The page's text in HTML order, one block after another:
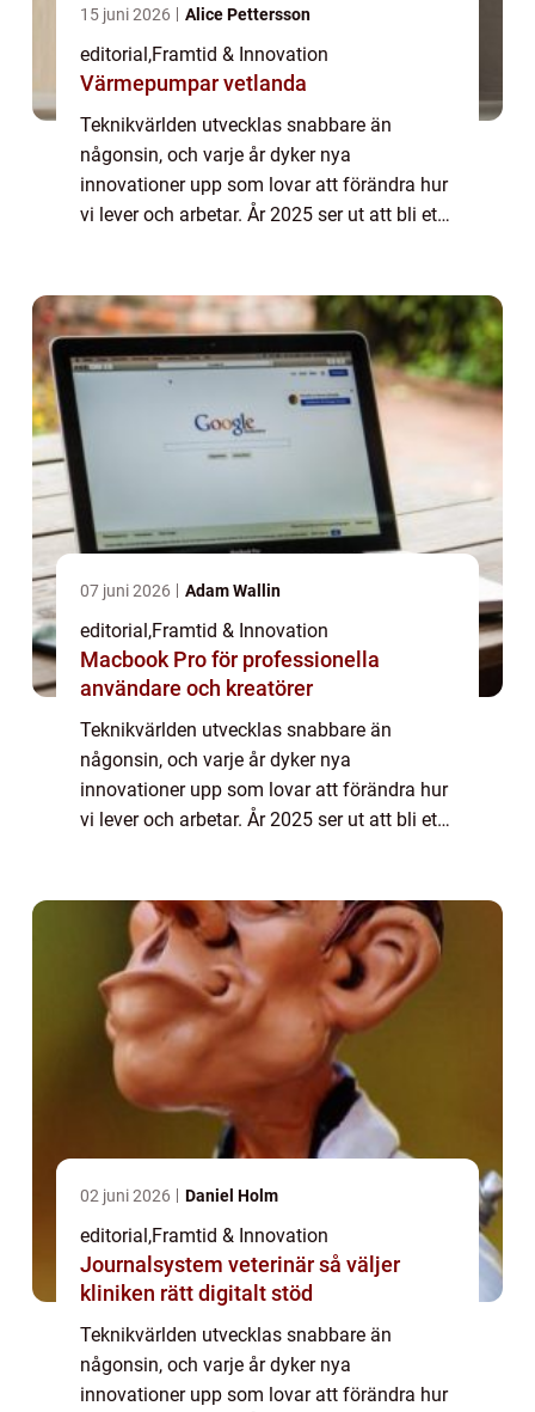
15 juni 2026 Alice Pettersson
editorial ,Framtid & Innovation
Värmepumpar vetlanda
Teknikvärlden utvecklas snabbare än
någonsin, och varje år dyker nya
innovationer upp som lovar att förändra hur
vi lever och arbetar. År 2025 ser ut att bli ett
07 juni 2026 Adam Wallin
editorial ,Framtid & Innovation
Macbook Pro för professionella
användare och kreatörer
Teknikvärlden utvecklas snabbare än
någonsin, och varje år dyker nya
innovationer upp som lovar att förändra hur
vi lever och arbetar. År 2025 ser ut att bli ett
02 juni 2026 Daniel Holm
editorial ,Framtid & Innovation
Journalsystem veterinär så väljer
kliniken rätt digitalt stöd
Teknikvärlden utvecklas snabbare än
någonsin, och varje år dyker nya
innovationer upp som lovar att förändra hur